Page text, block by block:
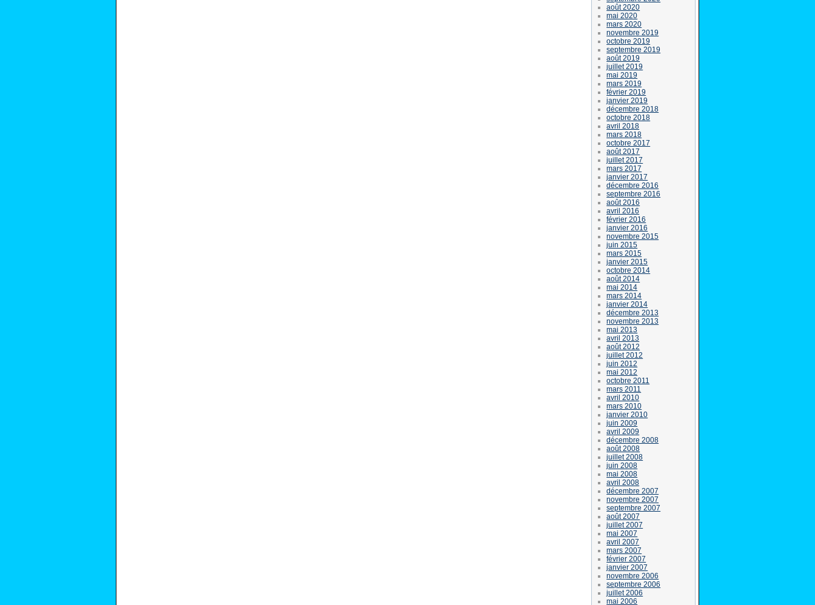
août 2020
mai 2020
mars 2020
novembre 2019
octobre 2019
septembre 2019
août 2019
juillet 2019
mai 2019
mars 2019
février 2019
janvier 2019
décembre 2018
octobre 2018
avril 2018
mars 2018
octobre 2017
août 2017
juillet 2017
mars 2017
janvier 2017
décembre 2016
septembre 2016
août 2016
avril 2016
février 2016
janvier 2016
novembre 2015
juin 2015
mars 2015
janvier 2015
octobre 2014
août 2014
mai 2014
mars 2014
janvier 2014
décembre 2013
novembre 2013
mai 2013
avril 2013
août 2012
juillet 2012
juin 2012
mai 2012
octobre 2011
mars 2011
avril 2010
mars 2010
janvier 2010
juin 2009
avril 2009
décembre 2008
août 2008
juillet 2008
juin 2008
mai 2008
avril 2008
décembre 2007
novembre 2007
septembre 2007
août 2007
juillet 2007
mai 2007
avril 2007
mars 2007
février 2007
janvier 2007
novembre 2006
septembre 2006
juillet 2006
mai 2006